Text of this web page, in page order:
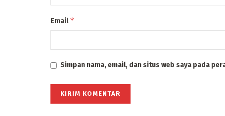
Email*
Simpan nama, email, dan situs web saya pada